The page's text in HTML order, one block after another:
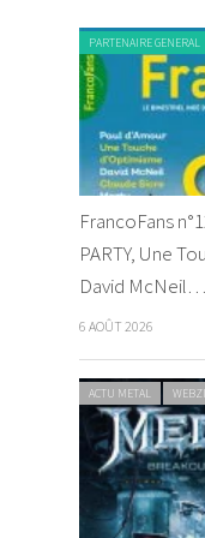
PARTENAIRE GENERAL
FrancoFans
PARTY, Une
David McNeil…
6 AOÛT 2026
ACTU METAL